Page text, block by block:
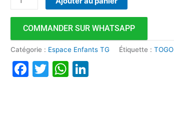
Sport
50003
COMMANDER SUR WHATSAPP
Catégorie : Espace Enfants TG Étiquette :TOGO
Facebook
TwitterWhatsApp